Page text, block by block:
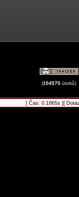
(104575 útoků)
[ Čas: 0.1865s ][